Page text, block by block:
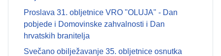
Proslava 31. obljetnice VRO "OLUJA" - Dan
pobjede i Domovinske zahvalnosti i Dan
hrvatskih branitelja
Svečano obilježavanje 35. obljetnice osnutka